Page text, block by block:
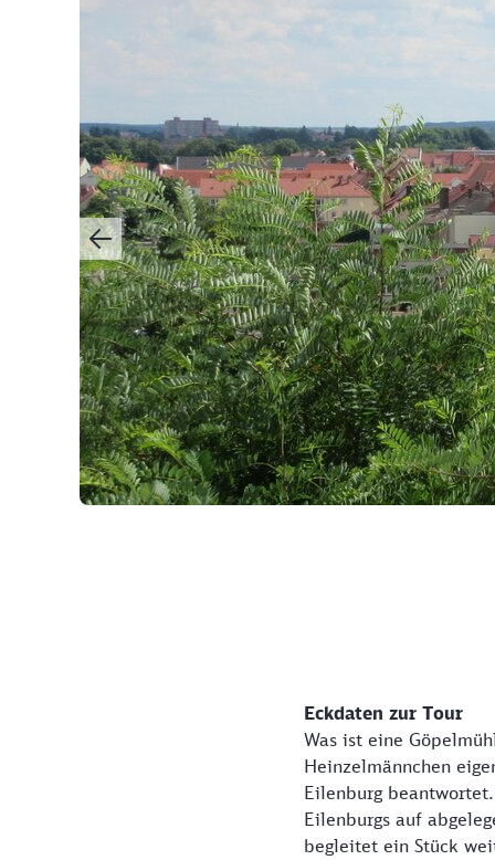
Eckdaten zur Tour
Was ist eine
Heinzelmännchen
Eilenburg
Eilenburgs auf
begleitet ein Stück